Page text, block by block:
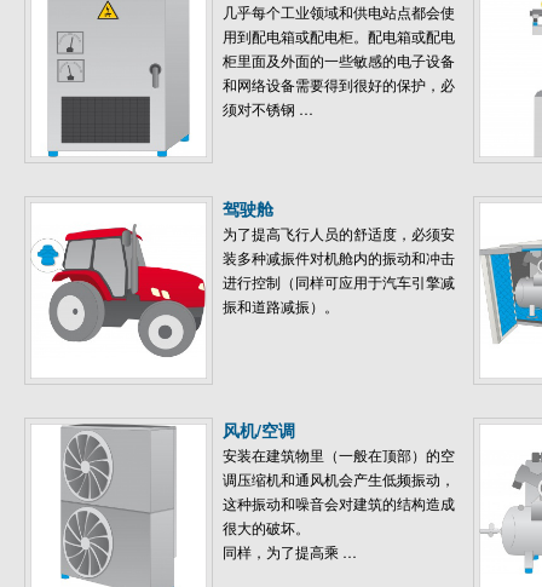
几乎每个工业领域和供电站点都会使
用到配电箱或配电柜。配电箱或配电
柜里面及外面的一些敏感的电子设备
和网络设备需要得到很好的保护，必
须对不锈钢 …
驾驶舱
为了提高飞行人员的舒适度，必须安
装多种减振件对机舱内的振动和冲击
进行控制（同样可应用于汽车引擎减
振和道路减振）。
风机/空调
安装在建筑物里（一般在顶部）的空
调压缩机和通风机会产生低频振动，
这种振动和噪音会对建筑的结构造成
很大的破坏。
同样，为了提高乘 …